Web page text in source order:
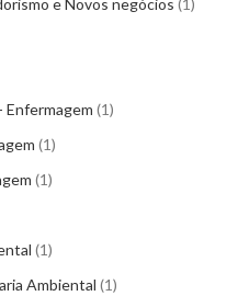
e Novos negócios 1
1
1
1
1
Ambiental 1